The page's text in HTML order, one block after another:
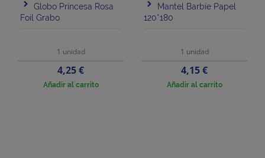
Globo Princesa Rosa
Foil Grabo
1 unidad
Precio
4,25 €
Añadir al carrito
Mantel Barbie Papel
120*180
1 unidad
Precio
4,15 €
Añadir al carrito